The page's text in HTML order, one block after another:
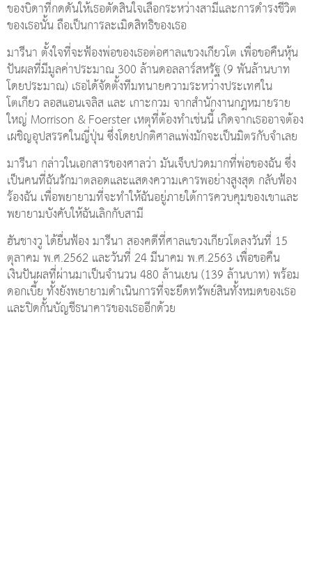
ของบิดาที่กดดันให้เธอตัดสินใจเลือกระหว่างสามีและการดำรงชีวิต
ของเธอนั้น ถือเป็นการละเมิดสิทธิของเธอ
มารีนา ตั้งใจที่จะฟ้องพ่อของเธอต่อศาลแขวงเกียวโต เพื่อขอคืนหุ้น
ปันผลที่มีมูลค่าประมาณ 300 ล้านดอลลาร์สหรัฐ (9 พันล้านบาท
โดยประมาณ) เธอได้จัดตั้งทีมทนายความระหว่างประเทศใน
โตเกียว ลอสแอนเจลิส และ เกาะกวม จากสำนักงานกฎหมายราย
ใหญ่ Morrison & Foerster เหตุที่ต้องทำเช่นนี้ เกิดจากเธออาจต้อง
เผชิญอุปสรรคในญี่ปุ่น ซึ่งโดยปกติศาลแพ่งมักจะเป็นมิตรกับจำเลย
มารีนา กล่าวในเอกสารของศาลว่า มันเจ็บปวดมากที่พ่อของฉัน ซึ่ง
เป็นคนที่ฉันรักมาตลอดและแสดงความเคารพอย่างสูงสุด กลับฟ้อง
ร้องฉัน เพื่อพยายามที่จะทำให้ฉันอยู่ภายใต้การควบคุมของเขาและ
พยายามบังคับให้ฉันเลิกกับสามี
ฮันชางวู ได้ยื่นฟ้อง มารีนา สองคดีที่ศาลแขวงเกียวโตลงวันที่ 15
ตุลาคม พ.ศ.2562 และวันที่ 24 มีนาคม พ.ศ.2563 เพื่อขอคืน
เงินปันผลที่ผ่านมาเป็นจำนวน 480 ล้านเยน (139 ล้านบาท) พร้อม
ดอกเบี้ย ทั้งยังพยายามดำเนินการที่จะยึดทรัพย์สินทั้งหมดของเธอ
และปิดกั้นบัญชีธนาคารของเธออีกด้วย